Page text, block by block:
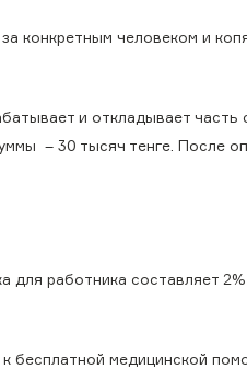
конкретным человеком и
и откладывает часть
– 30 тысяч тенге. После
для работника составляет
бесплатной медицинской